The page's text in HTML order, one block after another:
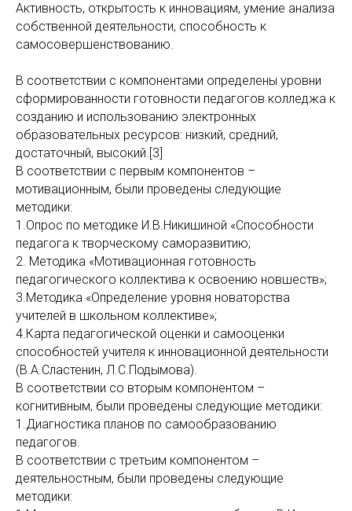
Активность, открытость к инновациям, умение анализа
собственной деятельности, способность к
самосовершенствованию.
В соответствии с компонентами определены уровни
сформированности готовности педагогов колледжа к
созданию и использованию электронных
образовательных ресурсов: низкий, средний,
достаточный, высокий.[3]
В соответствии с первым компонентов –
мотивационным, были проведены следующие
методики:
1.Опрос по методике И.В.Никишиной «Способности
педагога к творческому саморазвитию;
2. Методика «Мотивационная готовность
педагогического коллектива к освоению новшеств»;
3.Методика «Определение уровня новаторства
учителей в школьном коллективе»;
4.Карта педагогической оценки и самооценки
способностей учителя к инновационной деятельности
(В.А.Сластенин, Л.С.Подымова).
В соответствии со вторым компонентом –
когнитивным, были проведены следующие методики:
1.Диагностика планов по самообразованию
педагогов.
В соответствии с третьим компонентом –
деятельностным, были проведены следующие
методики: